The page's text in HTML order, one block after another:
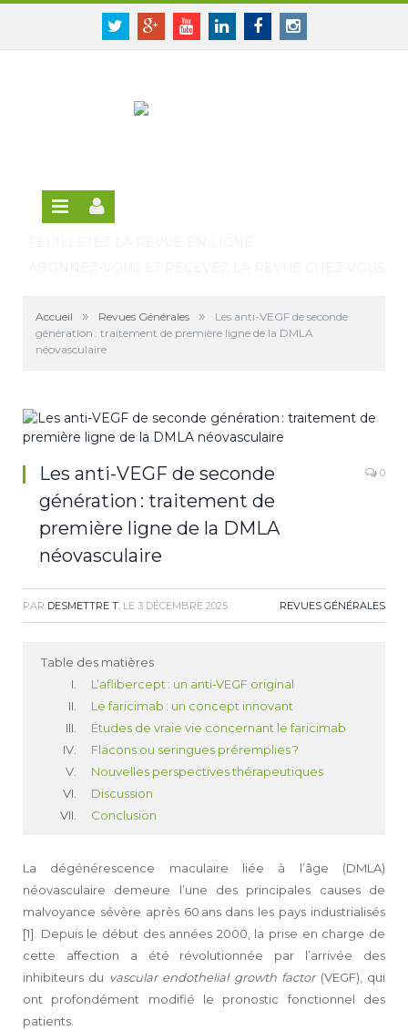
Panneau de gestion des cookies
TwitterGoogle+YoutubeLinkedinFacebookInstagram
SE CONNECTER
Accueil » Revues Générales »
Les anti-VEGF de seconde
génération : traitement de première ligne de la DMLA
néovasculaire
Les anti-VEGF de seconde
génération : traitement de
première ligne de la DMLA
néovasculaire
0
PAR DESMETTRE T. LE 3 DÉCEMBRE 2025 REVUES GÉNÉRALES
Table des matières
L’aflibercept : un anti‑VEGF original
Le faricimab : un concept innovant
Études de vraie vie concernant le faricimab
Flacons ou seringues préremplies ?
Nouvelles perspectives thérapeutiques
Discussion
Conclusion
La dégénérescence maculaire liée à l’âge (DMLA)
néovasculaire demeure l’une des principales causes de
malvoyance sévère après 60 ans dans les pays industrialisés
[1]. Depuis le début des années 2000, la prise en charge de
cette affection a été révolutionnée par l’arrivée des
inhibiteurs du vascular endothelial growth factor(VEGF), qui
ont profondément modifié le pronostic fonctionnel des
patients.